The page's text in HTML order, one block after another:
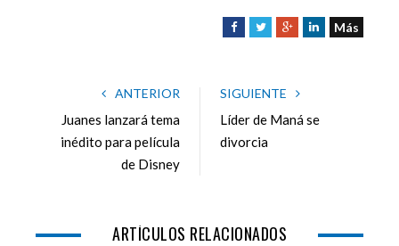
F
e
o
o
T
t
e
r
G
g
e
L
d
Más
ANTERIOR
Juanes lanzará tema
inédito para película
de Disney
SIGUIENTE
Líder de Maná se
divorcia
ARTÍCULOS RELACIONADOS